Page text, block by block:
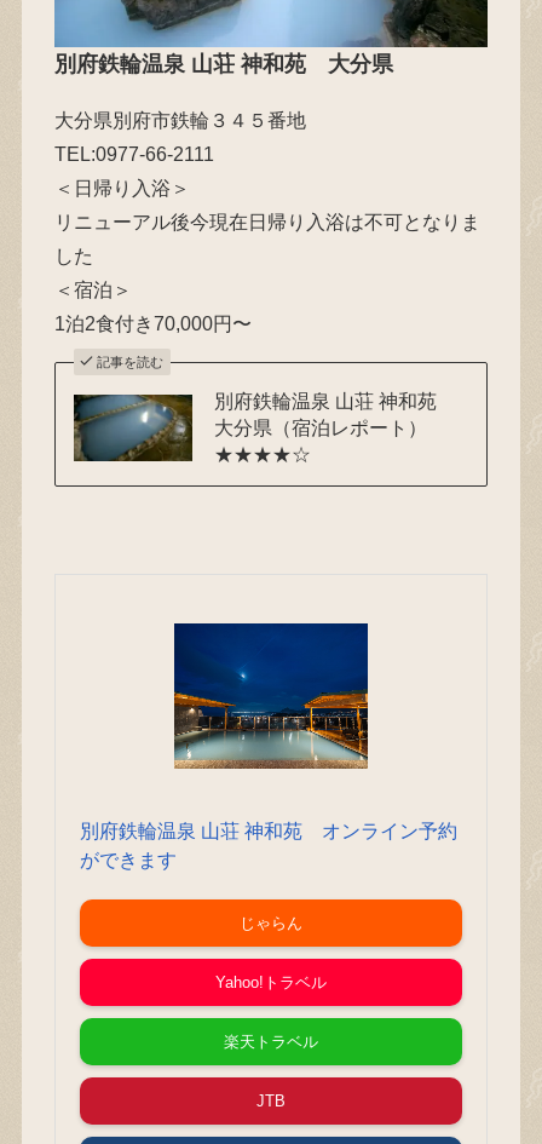
別府鉄輪温泉 山荘 神和苑 大分県
大分県別府市鉄輪３４５番地
TEL:0977-66-2111
＜日帰り入浴＞
リニューアル後今現在日帰り入浴は不可となりま
した
＜宿泊＞
1泊2食付き70,000円〜
記事を読む
別府鉄輪温泉 山荘 神和苑
大分県（宿泊レポート）
★★★★☆
別府鉄輪温泉 山荘 神和苑 オンライン予約
ができます
じゃらん
Yahoo!トラベル
楽天トラベル
JTB